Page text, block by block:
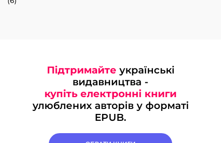
Підтримайте українські
видавництва -
купіть електронні книги
улюблених авторів у форматі
EPUB.